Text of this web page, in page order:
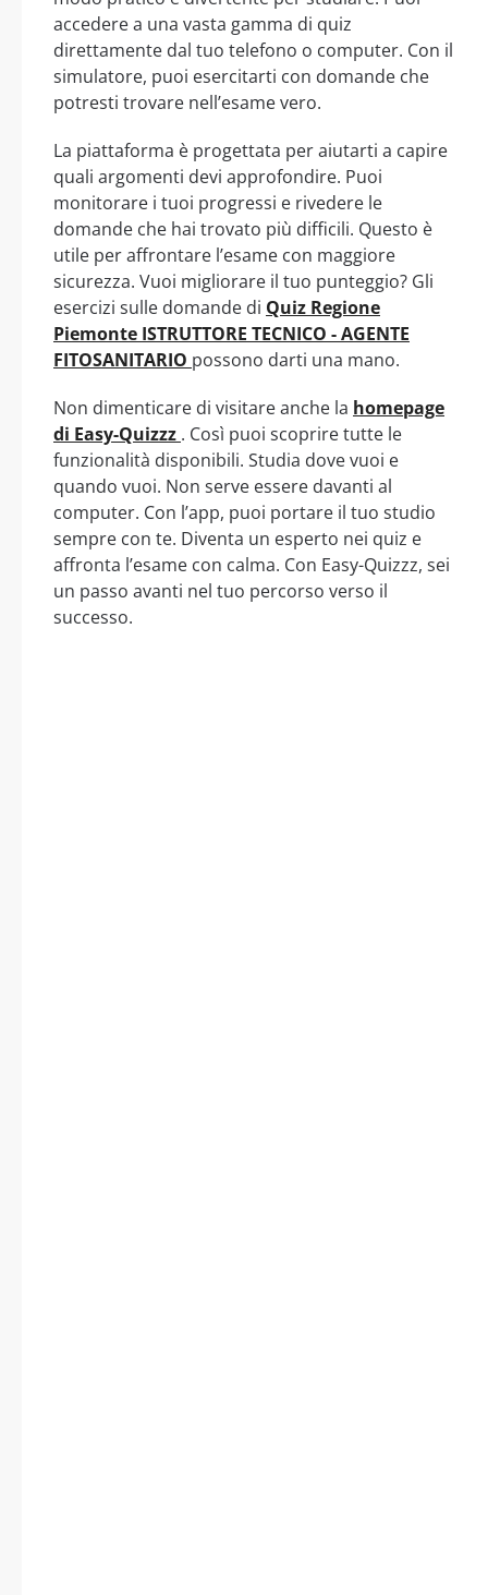
accedere a una vasta gamma di quiz
direttamente dal tuo telefono o computer. Con il
simulatore, puoi esercitarti con domande che
potresti trovare nell’esame vero.
La piattaforma è progettata per aiutarti a capire
quali argomenti devi approfondire. Puoi
monitorare i tuoi progressi e rivedere le
domande che hai trovato più difficili. Questo è
utile per affrontare l’esame con maggiore
sicurezza. Vuoi migliorare il tuo punteggio? Gli
esercizi sulle domande di Quiz Regione
Piemonte ISTRUTTORE TECNICO - AGENTE
FITOSANITARIO possono darti una mano.
Non dimenticare di visitare anche la homepage
di Easy-Quizzz . Così puoi scoprire tutte le
funzionalità disponibili. Studia dove vuoi e
quando vuoi. Non serve essere davanti al
computer. Con l’app, puoi portare il tuo studio
sempre con te. Diventa un esperto nei quiz e
affronta l’esame con calma. Con Easy-Quizzz, sei
un passo avanti nel tuo percorso verso il
successo.